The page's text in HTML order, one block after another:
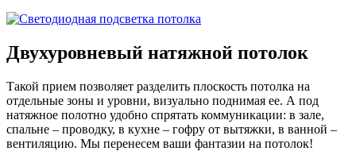
Двухуровневый натяжной потолок
Такой прием позволяет разделить плоскость потолка на
отдельные зоны и уровни, визуально поднимая ее. А под
натяжное полотно удобно спрятать коммуникации: в зале,
спальне – проводку, в кухне – гофру от вытяжки, в ванной –
вентиляцию. Мы перенесем ваши фантазии на потолок!